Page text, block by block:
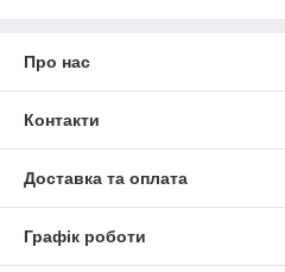
Про нас
Контакти
Доставка та оплата
Графік роботи